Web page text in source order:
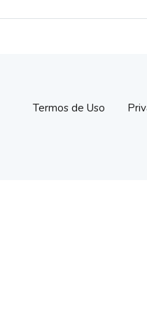
Termos de Uso